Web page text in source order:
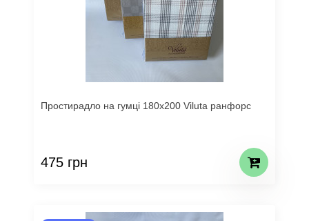
Простирадло на гумці 180х200 Viluta ранфорс
475 грн